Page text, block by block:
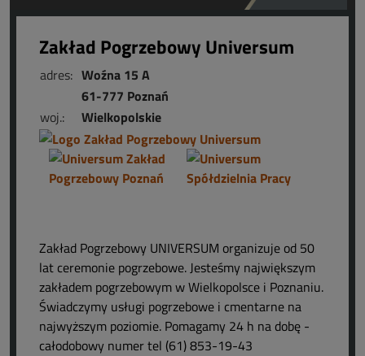
Zakład Pogrzebowy Universum
adres: Woźna 15 A
61-777 Poznań
woj.:
Wielkopolskie
Zakład Pogrzebowy UNIVERSUM organizuje od 50
lat ceremonie pogrzebowe. Jesteśmy największym
zakładem pogrzebowym w Wielkopolsce i Poznaniu.
Świadczymy usługi pogrzebowe i cmentarne na
najwyższym poziomie. Pomagamy 24 h na dobę -
całodobowy numer tel (61) 853-19-43